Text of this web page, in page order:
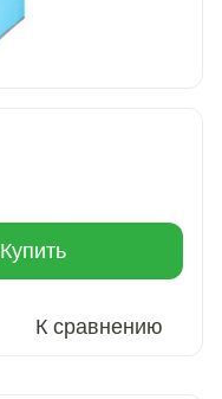
Купить
К сравнению